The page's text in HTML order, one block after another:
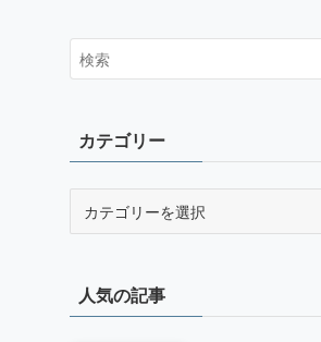
カテゴリー
ー人気の記事